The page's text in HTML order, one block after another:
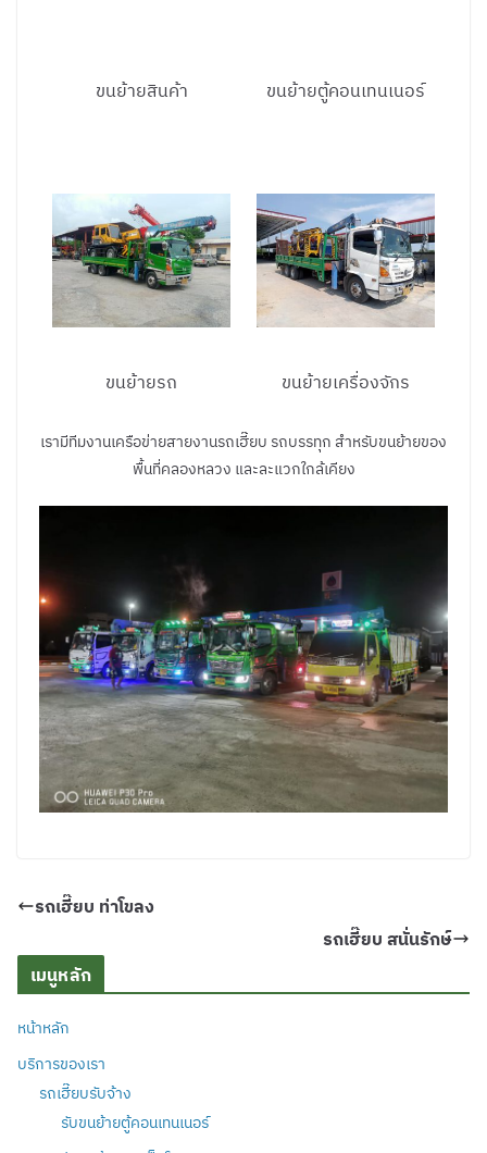
ขนย้ายสินค้า ขนย้ายตู้คอนเทนเนอร์
ขนย้ายรถ ขนย้ายเครื่องจักร
เรามีทีมงานเครือข่ายสายงานรถเฮี๊ยบ รถบรรทุก สำหรับขนย้ายของ
พื้นที่คลองหลวง และละแวกใกล้เคียง
รถเฮี๊ยบ ท่าโขลง
รถเฮี๊ยบ สนั่นรักษ์
เมนูหลัก
หน้าหลัก
บริการของเรา
รถเฮี๊ยบรับจ้าง
รับขนย้ายตู้คอนเทนเนอร์